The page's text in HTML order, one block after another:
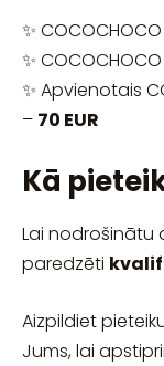
✨
✨
✨ Apvienotais
– 70 EUR
Kā
Lai nodrošinātu
paredzēti
Aizpildiet
Jums, lai